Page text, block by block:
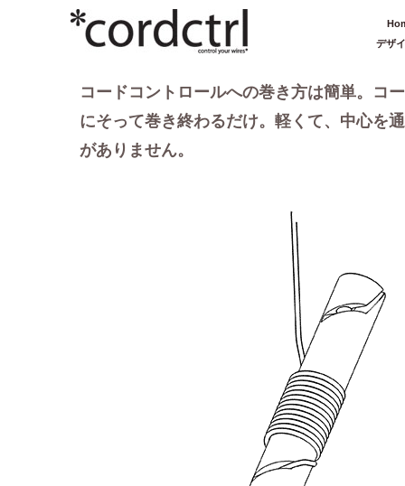
デザ
コードコントロールへの巻き方は簡単。コ
にそって巻き終わるだけ。軽くて、中心を
がありません。